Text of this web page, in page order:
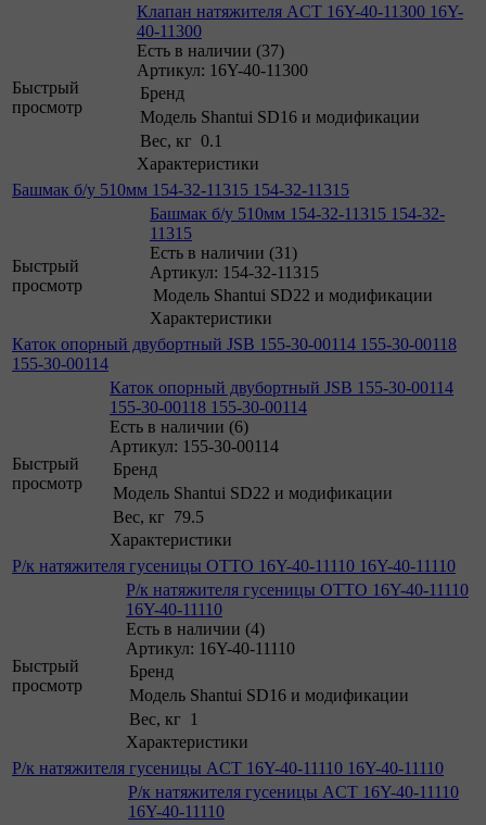
Быстрый
просмотр
Клапан натяжителя ACT 16Y-40-11300 16Y-
40-11300
Есть в наличии (37)
Артикул: 16Y-40-11300
Бренд
Модель Shantui SD16 и модификации
Вес, кг 0.1
Характеристики
Башмак б/у 510мм 154-32-11315 154-32-11315
Быстрый
просмотр
Башмак б/у 510мм 154-32-11315 154-32-
11315
Есть в наличии (31)
Артикул: 154-32-11315
Модель Shantui SD22 и модификации
Характеристики
Каток опорный двубортный JSB 155-30-00114 155-30-00118
155-30-00114
Быстрый
просмотр
Каток опорный двубортный JSB 155-30-00114
155-30-00118 155-30-00114
Есть в наличии (6)
Артикул: 155-30-00114
Бренд
Модель Shantui SD22 и модификации
Вес, кг 79.5
Характеристики
Р/к натяжителя гусеницы OTTO 16Y-40-11110 16Y-40-11110
Быстрый
просмотр
Р/к натяжителя гусеницы OTTO 16Y-40-11110
16Y-40-11110
Есть в наличии (4)
Артикул: 16Y-40-11110
Бренд
Модель Shantui SD16 и модификации
Вес, кг
1
Характеристики
Р/к натяжителя гусеницы ACT 16Y-40-11110 16Y-40-11110
Р/к натяжителя гусеницы ACT 16Y-40-11110
16Y-40-11110